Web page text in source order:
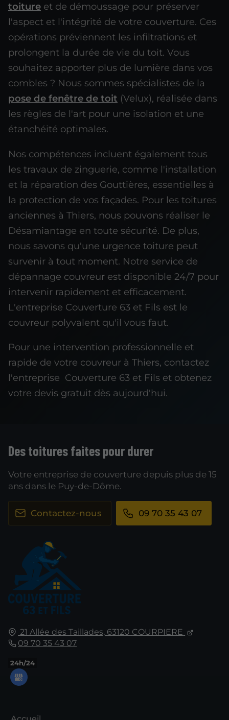
toiture et de démoussage pour préserver
l'aspect et l'intégrité de votre couverture. Ces
opérations préviennent les infiltrations et
prolongent la durée de vie du toit. Vous
souhaitez apporter plus de lumière dans vos
combles ? Nous sommes spécialistes de la
pose de fenêtre de toit (Velux), réalisée dans
les règles de l'art pour une isolation et une
étanchéité optimales.
Nos compétences incluent également tous
les travaux de zinguerie, comme l'installation
et la réparation des Gouttières, essentielles à
la protection de vos façades. Pour les toitures
anciennes à Thiers, nous pouvons réaliser le
Désamiantage en toute sécurité. De plus,
nous savons qu'une urgence toiture peut
survenir à tout moment. Notre service de
dépannage couvreur est disponible 24/7 pour
intervenir rapidement et efficacement.
L'entreprise Couverture 63 et Fils est le
couvreur polyvalent qu'il vous faut.
Pour une intervention professionnelle et
rapide de votre couvreur à Thiers, contactez
l'entreprise Couverture 63 et Fils et obtenez
votre devis gratuit dès aujourd'hui.
21 Allée des Taillades, 63120 COURPIERE
09 70 35 43 07
24h/24
Des toitures faites pour durer
Votre entreprise de couverture depuis plus de 15
ans dans le Puy-de-Dôme.
Contactez-nous 09 70 35 43 07